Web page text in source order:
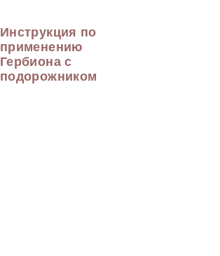
Инструкция по
применению
Гербиона с
подорожником